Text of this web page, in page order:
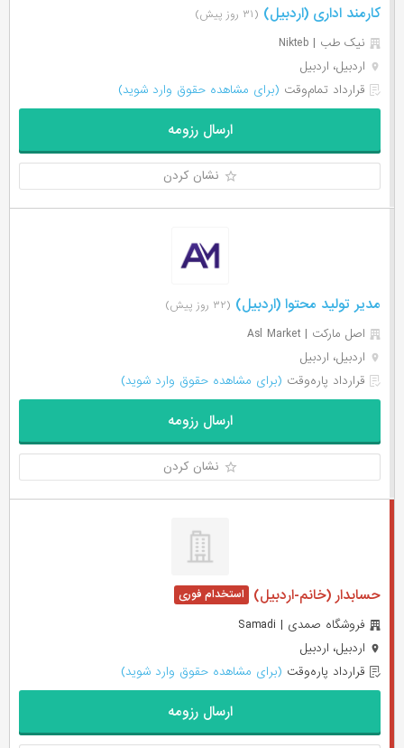
کارمند اداری (اردبیل) (۳۱ روز پیش)
نیک طب | Nikteb
اردبیل، اردبیل
قرارداد تمام‌وقت (برای مشاهده حقوق وارد شوید)
ارسال رزومه
نشان کردن
مدیر تولید محتوا (اردبیل) (۳۲ روز پیش)
اصل مارکت | Asl Market
اردبیل، اردبیل
قرارداد پاره‌وقت (برای مشاهده حقوق وارد شوید)
ارسال رزومه
نشان کردن
حسابدار (خانم-اردبیل)
فروشگاه صمدی | Samadi
اردبیل، اردبیل
قرارداد پاره‌وقت (برای مشاهده حقوق وارد شوید)
ارسال رزومه